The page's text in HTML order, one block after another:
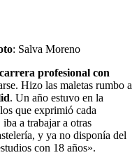
: Salva Moreno
carrera profesional con
Hizo las maletas rumbo a
. Un año estuvo en la
que exprimió cada
a trabajar a otras
y ya no disponía del
con 18 años».